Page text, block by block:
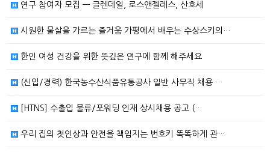
연구 참여자 모집 — 글렌데일, 로스앤젤레스, 산호세
시원한 물살을 가르는 즐거움 가평에서 배우는 수상스키의…
한인 여성 건강을 위한 뜻깊은 연구에 함께 해주세요
(신입/경력) 한국농수산식품유통공사 일반 사무직 채용 …
[HTNS] 수출입 물류/포워딩 인재 상시채용 공고 (…
우리 집의 첫인상과 안전을 책임지는 번호키 똑똑하게 관…